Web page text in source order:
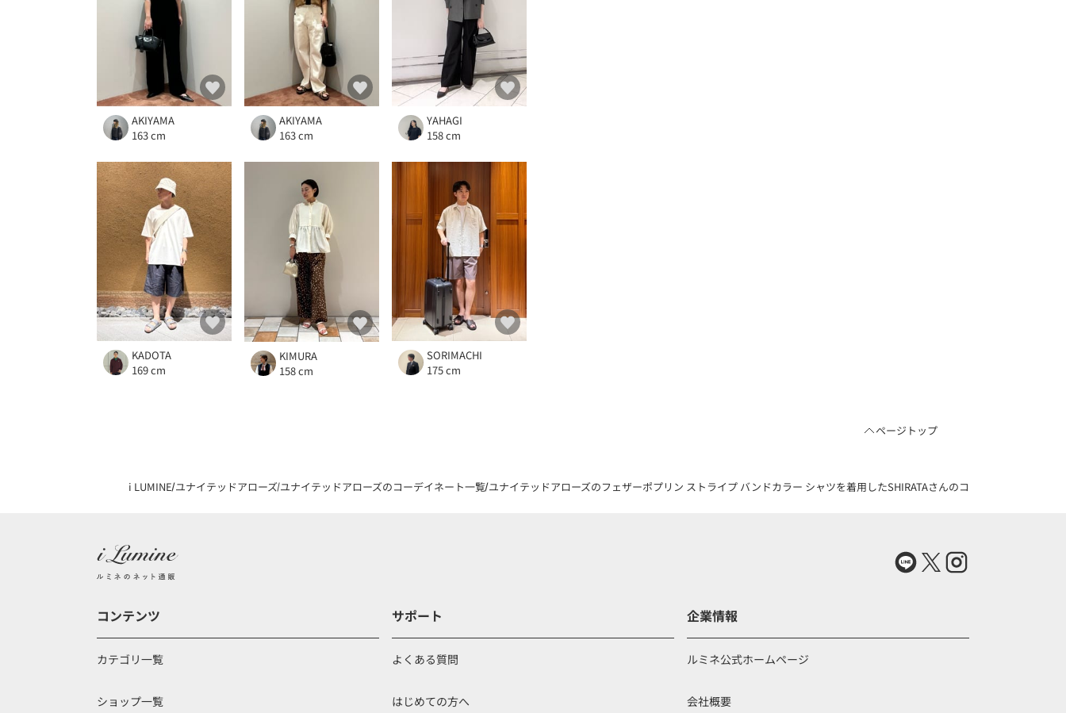
AKIYAMA
163 cm
AKIYAMA
163 cm
YAHAGI
158 cm
KADOTA
169 cm
KIMURA
158 cm
SORIMACHI
175 cm
ページトップ
i LUMINE ユナイテッドアローズ ユナイテッドアローズのコーデイネート一覧ユナイテッドアローズのフェザーポプリン ストライプ バンドカラー シャツを着用したSHIRATAさんのコーディネート（
コンテンツ
カテゴリ一覧
ショップ一覧
サポート
よくある質問
はじめての方へ
企業情報
ルミネ公式ホームページ
会社概要